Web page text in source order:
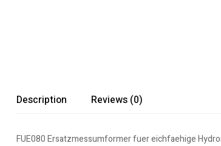
Description Reviews (0)
FUE080 Ersatzmessumformer fuer eichfaehige